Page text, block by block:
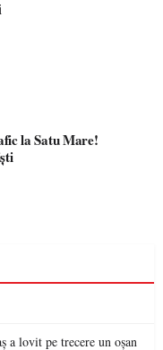
la Satu Mare!
a lovit pe trecere un oșan